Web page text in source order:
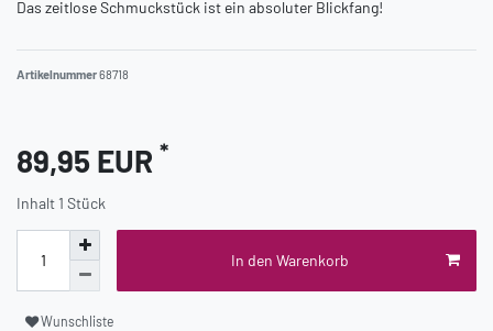
Das zeitlose Schmuckstück ist ein absoluter Blickfang!
Artikelnummer68718
89,95 EUR *
Inhalt 1 Stück
In den Warenkorb
Wunschliste